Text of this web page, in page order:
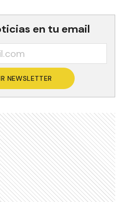
en tu email
NEWSLETTER